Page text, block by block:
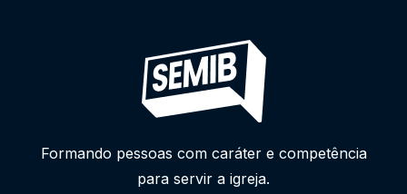
Formando pessoas com caráter e competência
para servir a igreja.